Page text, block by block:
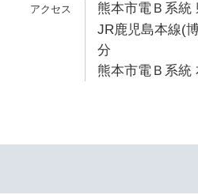
熊本市電Ｂ系統
JR鹿児島本線(
分
熊本市電Ｂ系統